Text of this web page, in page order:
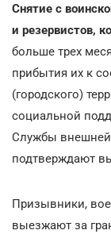
Снятие с
и резервистов,
больше трех
прибытия их к
(городского)
социальной
Службы внешней
подтверждают
Призывники,
выезжают за